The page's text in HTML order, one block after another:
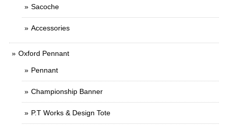
Sacoche
Accessories
Oxford Pennant
Pennant
Championship Banner
P.T Works & Design Tote